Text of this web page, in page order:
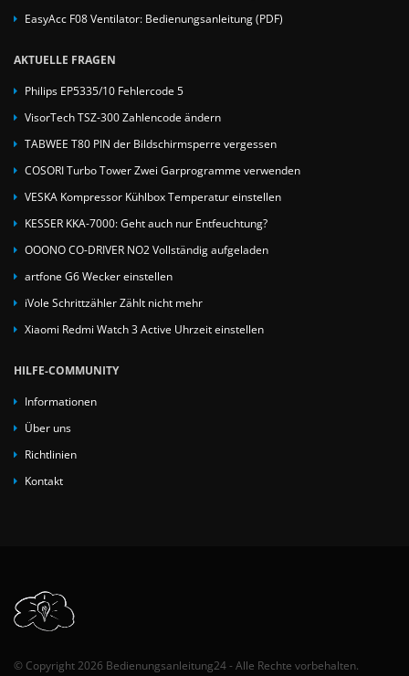
EasyAcc F08 Ventilator: Bedienungsanleitung (PDF)
AKTUELLE FRAGEN
Philips EP5335/10 Fehlercode 5
VisorTech TSZ-300 Zahlencode ändern
TABWEE T80 PIN der Bildschirmsperre vergessen
COSORI Turbo Tower Zwei Garprogramme verwenden
VESKA Kompressor Kühlbox Temperatur einstellen
KESSER KKA-7000: Geht auch nur Entfeuchtung?
OOONO CO-DRIVER NO2 Vollständig aufgeladen
artfone G6 Wecker einstellen
iVole Schrittzähler Zählt nicht mehr
Xiaomi Redmi Watch 3 Active Uhrzeit einstellen
HILFE-COMMUNITY
Informationen
Über uns
Richtlinien
Kontakt
© Copyright 2026 Bedienungsanleitung24 - Alle Rechte vorbehalten.